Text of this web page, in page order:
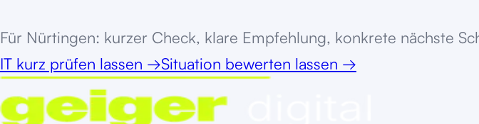
Für Nürtingen: kurzer Check, klare Empfehlung, konkrete nächste
IT kurz prüfen lassen →Situation bewerten lassen →